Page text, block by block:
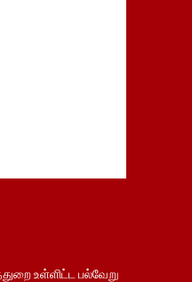
உள்ளிட்ட பல்வேறு